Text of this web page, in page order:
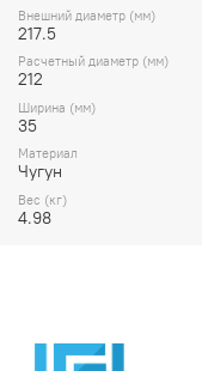
Внешний диаметр (мм)
217.5
Расчетный диаметр (мм)
212
Ширина (мм)
35
Материал
Чугун
Вес (кг)
4.98